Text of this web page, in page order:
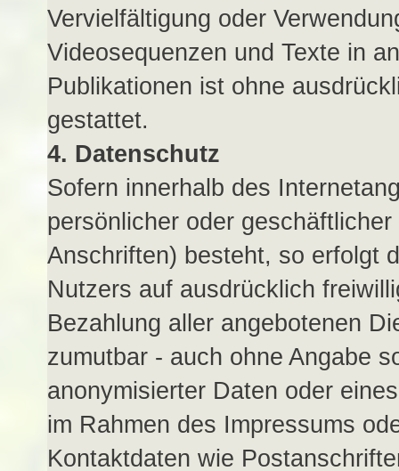
Vervielfältigung oder
Videosequenzen und Texte in
Publikationen ist ohne
gestattet.
4. Datenschutz
Sofern innerhalb des
persönlicher oder
Anschriften) besteht, so erfolgt
Nutzers auf ausdrücklich
Bezahlung aller angebotenen
zumutbar - auch ohne Angabe
anonymisierter Daten oder
im Rahmen des Impressums
Kontaktdaten wie